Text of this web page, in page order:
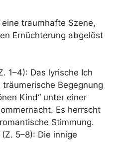
traumhafte Szene,
Ernüchterung abgelöst
1–4): Das lyrische Ich
Begegnung
Kind“ unter einer
Es herrscht
Stimmung.
5–8): Die innige